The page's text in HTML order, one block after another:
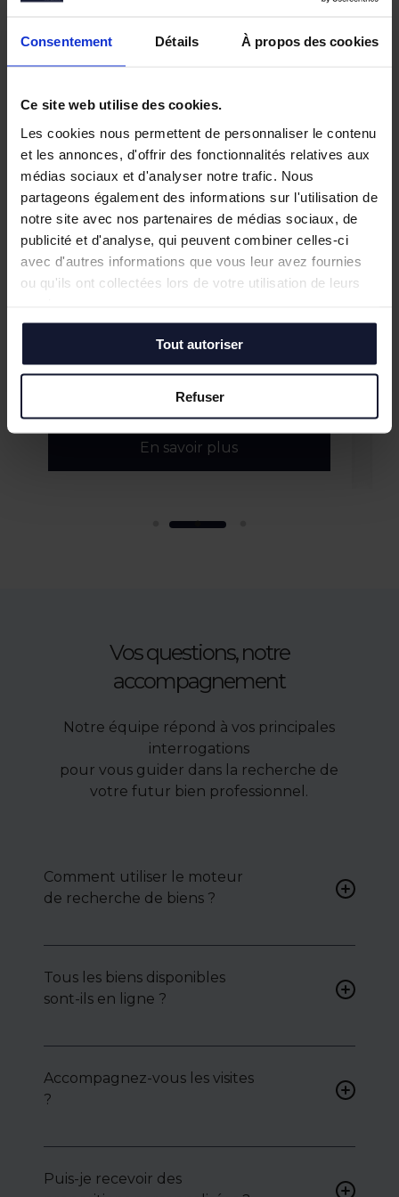
Consentement Détails À propos des cookies
Ce site web utilise des cookies.
Les cookies nous permettent de personnaliser le contenu
et les annonces, d'offrir des fonctionnalités relatives aux
médias sociaux et d'analyser notre trafic. Nous
partageons également des informations sur l'utilisation de
notre site avec nos partenaires de médias sociaux, de
publicité et d'analyse, qui peuvent combiner celles-ci
avec d'autres informations que vous leur avez fournies
ou qu'ils ont collectées lors de votre utilisation de leurs
Tout autoriser
Refuser
Vente/Location
En savoir plus
Vos questions, notre
accompagnement
Notre équipe répond à vos principales
interrogations
pour vous guider dans la recherche de
votre futur bien professionnel.
Comment utiliser le moteur
de recherche de biens ?
pour accéder à une liste de
biens ciblés.
Tous les biens disponibles
sont-ils en ligne ?
toute confidentialité :
contactez-nous pour y
Accompagnez-vous les visites
?
visites, analysons chaque bien
avec vous, et mettons en
lumière ses atouts ou
Puis-je recevoir des